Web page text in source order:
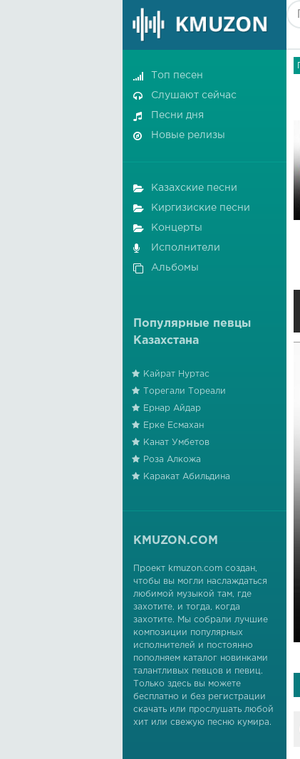
Топ песен
Слушают сейчас
Песни дня
Новые релизы
Казахские песни
Киргизиские песни
Концерты
Исполнители
Альбомы
Популярные певцы
Казахстана
Кайрат Нуртас
Торегали Тореали
Ернар Айдар
Ерке Есмахан
Канат Умбетов
Роза Алкожа
Каракат Абильдина
KMUZON.COM
Проект kmuzon.com создан,
чтобы вы могли наслаждаться
любимой музыкой там, где
захотите, и тогда, когда
захотите. Мы собрали лучшие
композиции популярных
исполнителей и постоянно
пополняем каталог новинками
талантливых певцов и певиц.
Только здесь вы можете
бесплатно и без регистрации
скачать или прослушать любой
хит или свежую песню кумира.